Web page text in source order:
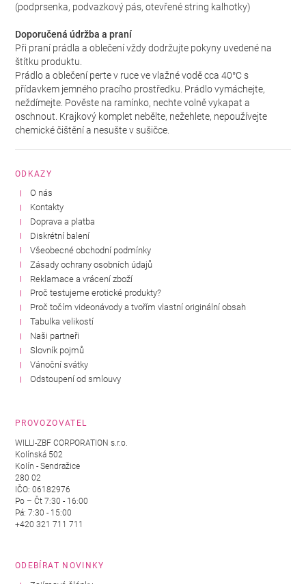
(podprsenka, podvazkový pás, otevřené string kalhotky)
Doporučená údržba a praní
Při praní prádla a oblečení vždy dodržujte pokyny uvedené na
štítku produktu.
Prádlo a oblečení perte v ruce ve vlažné vodě cca 40°C s
přídavkem jemného pracího prostředku. Prádlo vymáchejte,
neždímejte. Pověste na ramínko, nechte volně vykapat a
oschnout. Krajkový komplet nebělte, nežehlete, nepoužívejte
chemické čištění a nesušte v sušičce.
ODKAZY
O nás
Kontakty
Doprava a platba
Diskrétní balení
Všeobecné obchodní podmínky
Zásady ochrany osobních údajů
Reklamace a vrácení zboží
Proč testujeme erotické produkty?
Proč točím videonávody a tvořím vlastní originální obsah
Tabulka velikostí
Naši partneři
Slovník pojmů
Vánoční svátky
Odstoupení od smlouvy
PROVOZOVATEL
WILLI-ZBF CORPORATION s.r.o.
Kolínská 502
Kolín - Sendražice
280 02
IČO: 06182976
Po – Čt 7:30 - 16:00
Pá: 7:30 - 15:00
+420 321 711 711
ODEBÍRAT NOVINKY